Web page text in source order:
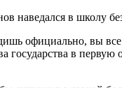
в школу
официально, вы
в